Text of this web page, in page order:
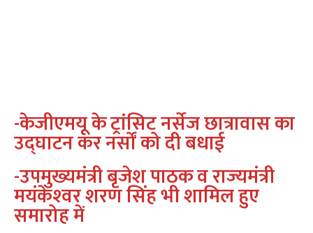
-केजीएमयू के ट्रांसिट नर्सेज छात्रावास का
उद्घाटन कर नर्सों को दी बधाई
-उपमुख्‍यमंत्री बृजेश पाठक व राज्‍यमंत्री
मयंकेश्‍वर शरण सिंह भी शामिल हुए
समारोह में